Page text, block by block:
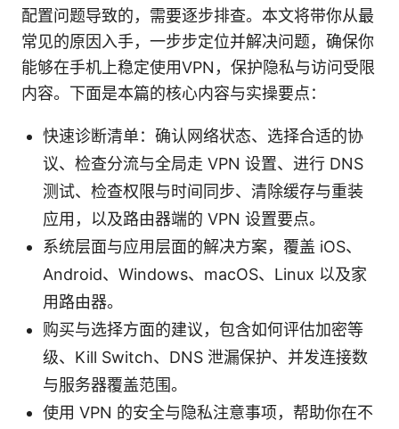
配置问题导致的，需要逐步排查。本文将带你从最
常见的原因入手，一步步定位并解决问题，确保你
能够在手机上稳定使用VPN，保护隐私与访问受限
内容。下面是本篇的核心内容与实操要点：
快速诊断清单：确认网络状态、选择合适的协
议、检查分流与全局走 VPN 设置、进行 DNS
测试、检查权限与时间同步、清除缓存与重装
应用，以及路由器端的 VPN 设置要点。
系统层面与应用层面的解决方案，覆盖 iOS、
Android、Windows、macOS、Linux 以及家
用路由器。
购买与选择方面的建议，包含如何评估加密等
级、Kill Switch、DNS 泄漏保护、并发连接数
与服务器覆盖范围。
使用 VPN 的安全与隐私注意事项，帮助你在不